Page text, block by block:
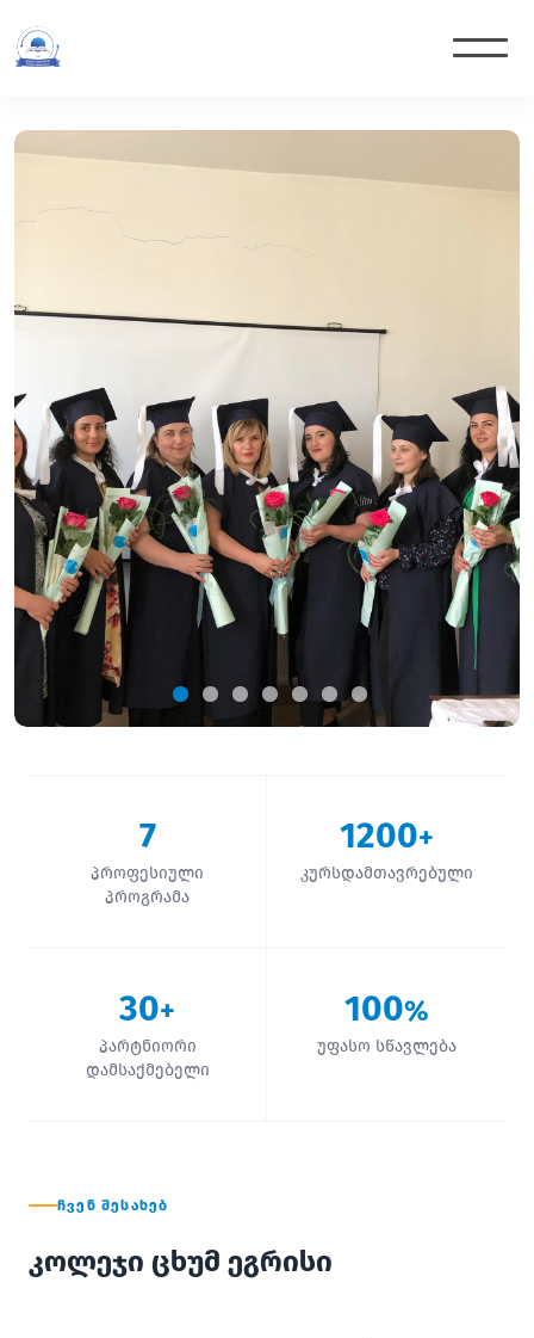
7
პროფესიული
პროგრამა
1200+
კურსდამთავრებული
30+
პარტნიორი
დამსაქმებელი
100%
უფასო სწავლება
ᲩᲕᲔᲜ ᲨᲔᲡᲐᲮᲔᲑ
კოლეჯი ცხუმ ეგრისი